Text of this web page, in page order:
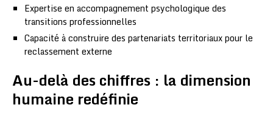
Expertise en accompagnement psychologique des
transitions professionnelles
Capacité à construire des partenariats territoriaux pour le
reclassement externe
Au-delà des chiffres : la dimension
humaine redéfinie